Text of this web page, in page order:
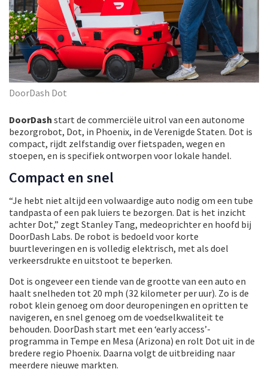
DoorDash Dot
DoorDash start de commerciële uitrol van een autonome
bezorgrobot, Dot, in Phoenix, in de Verenigde Staten. Dot is
compact, rijdt zelfstandig over fietspaden, wegen en
stoepen, en is specifiek ontworpen voor lokale handel.
Compact en snel
“Je hebt niet altijd een volwaardige auto nodig om een tube
tandpasta of een pak luiers te bezorgen. Dat is het inzicht
achter Dot,” zegt Stanley Tang, medeoprichter en hoofd bij
DoorDash Labs. De robot is bedoeld voor korte
buurtleveringen en is volledig elektrisch, met als doel
verkeersdrukte en uitstoot te beperken.
Dot is ongeveer een tiende van de grootte van een auto en
haalt snelheden tot 20 mph (32 kilometer per uur). Zo is de
robot klein genoeg om door deuropeningen en opritten te
navigeren, en snel genoeg om de voedselkwaliteit te
behouden. DoorDash start met een ‘early access’-
programma in Tempe en Mesa (Arizona) en rolt Dot uit in de
bredere regio Phoenix. Daarna volgt de uitbreiding naar
meerdere nieuwe markten.